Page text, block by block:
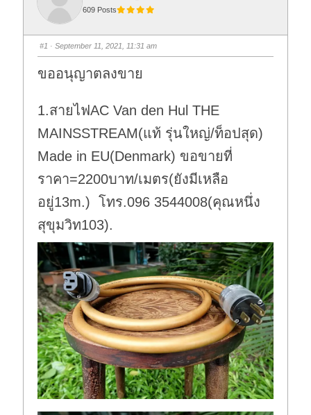
609 Posts
#1 · September 11, 2021, 11:31 am
ขออนุญาตลงขาย
1.สายไฟAC Van den Hul THE
MAINSSTREAM(แท้ รุ่นใหญ่/ท็อปสุด)
Made in EU(Denmark) ขอขายที่
ราคา=2200บาท/เมตร(ยังมีเหลือ
อยู่13m.) โทร.096 3544008(คุณหนึ่ง
สุขุมวิท103).